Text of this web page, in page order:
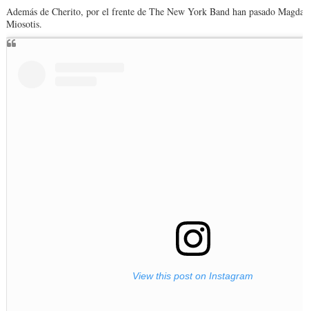
Además de Cherito, por el frente de The New York Band han pasado
Miosotis.
View this post on Instagram